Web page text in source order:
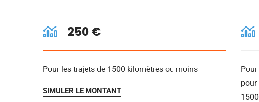
250 €
Pour les trajets de 1500 kilomètres ou moins
SIMULER LE MONTANT
pour